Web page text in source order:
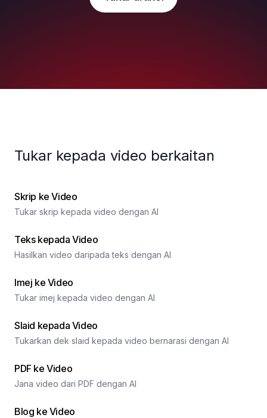
Tukar kepada video berkaitan
Skrip ke Video
Tukar skrip kepada video dengan AI
Teks kepada Video
Hasilkan video daripada teks dengan AI
Imej ke Video
Tukar imej kepada video dengan AI
Slaid kepada Video
Tukarkan dek slaid kepada video bernarasi dengan AI
PDF ke Video
Jana video dari PDF dengan AI
Blog ke Video